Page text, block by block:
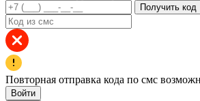
Получить код
Повторная отправка кода по смс
Войти